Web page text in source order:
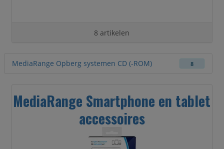
8 artikelen
MediaRange Opberg systemen CD (-ROM) 8
MediaRange Smartphone en tablet
accessoires